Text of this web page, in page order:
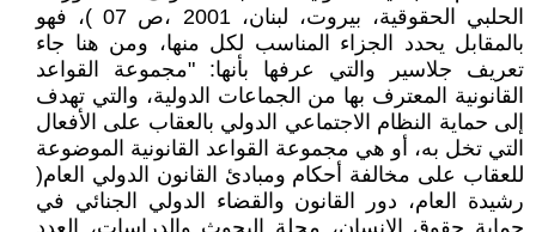
الحلبي الحقوقية، بيروت، لبنان، 2001 ،ص 07 )، فهو
بالمقابل يحدد الجزاء المناسب لكل منها، ومن هنا جاء
تعريف جلاسير والتي عرفها بأنها: "مجموعة القواعد
القانونية المعترف بها من الجماعات الدولية، والتي تهدف
إلى حماية النظام الاجتماعي الدولي بالعقاب على الأفعال
التي تخل به، أو هي مجموعة القواعد القانونية الموضوعة
للعقاب على مخالفة أحكام ومبادئ القانون الدولي العام(
رشيدة العام، دور القانون والقضاء الدولي الجنائي في